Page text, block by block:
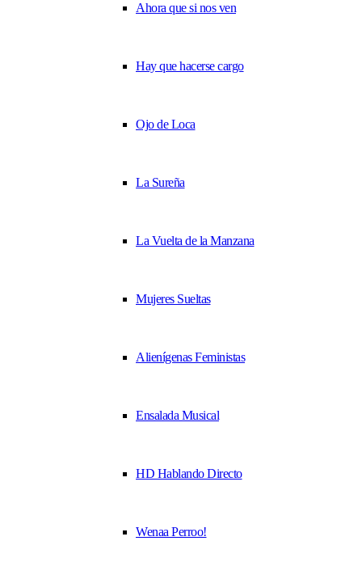
Ahora que si nos ven
Hay que hacerse cargo
Ojo de Loca
La Sureña
La Vuelta de la Manzana
Mujeres Sueltas
Alienígenas Feministas
Ensalada Musical
HD Hablando Directo
Wenaa Perroo!